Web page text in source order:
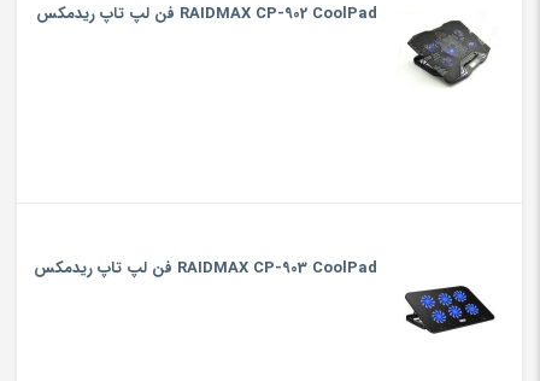
RAIDMAX CP-902 CoolPad فن لپ تاپ ریدمکس
RAIDMAX CP-903 CoolPad فن لپ تاپ ریدمکس